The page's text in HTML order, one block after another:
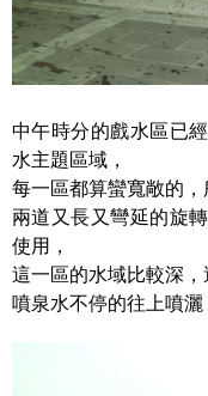
中午時分的戲水區已
水主題區域，
每一區都算蠻寬敞的
兩道又長又彎延的旋
使用，
這一區的水域比較深，
噴泉水不停的往上噴